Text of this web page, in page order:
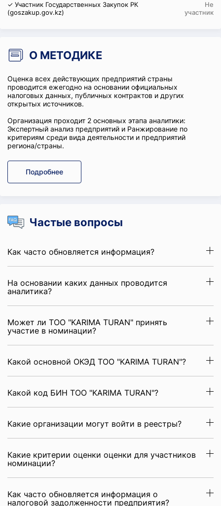
✓ Участник Государственных Закупок РК
(goszakup.gov.kz)
Не
участник
О МЕТОДИКЕ
Оценка всех действующих предприятий страны
проводится ежегодно на основании официальных
налоговых данных, публичных контрактов и других
открытых источников.
Организация проходит 2 основных этапа аналитики:
Экспертный анализ предприятий и Ранжирование по
критериям среди вида деятельности и предприятий
региона/страны.
Подробнее
Частые вопросы
Как часто обновляется информация?
На основании каких данных проводится
аналитика?
Может ли ТОО "KARIMA TURAN" принять
участие в номинации?
Какой основной ОКЭД ТОО "KARIMA TURAN"?
Какой код БИН ТОО "KARIMA TURAN"?
Какие организации могут войти в реестры?
Какие критерии оценки оценки для участников
номинации?
Как часто обновляется информация о
налоговой задолженности предприятия?